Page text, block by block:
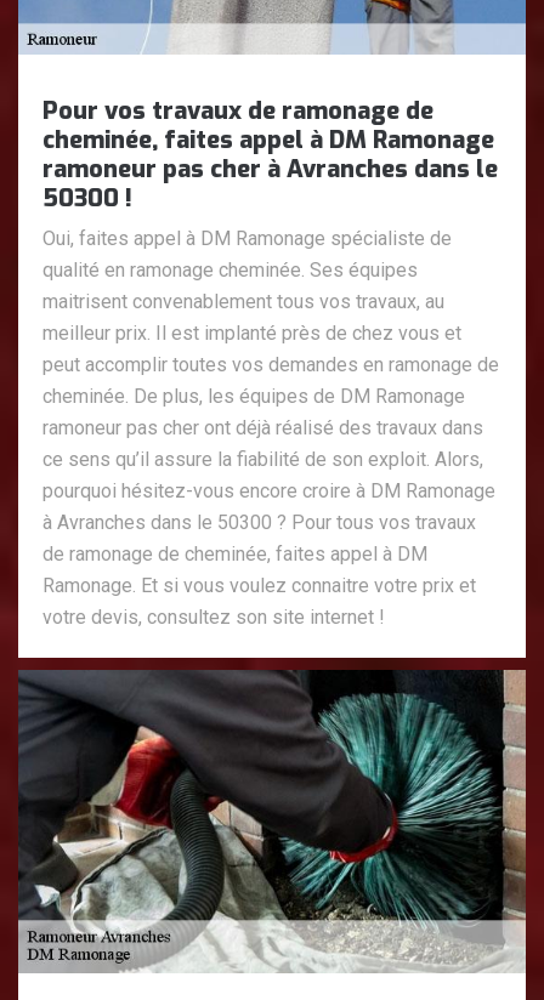
Pour vos travaux de ramonage de
cheminée, faites appel à DM Ramonage
ramoneur pas cher à Avranches dans le
50300 !
Oui, faites appel à DM Ramonage spécialiste de
qualité en ramonage cheminée. Ses équipes
maitrisent convenablement tous vos travaux, au
meilleur prix. Il est implanté près de chez vous et
peut accomplir toutes vos demandes en ramonage de
cheminée. De plus, les équipes de DM Ramonage
ramoneur pas cher ont déjà réalisé des travaux dans
ce sens qu’il assure la fiabilité de son exploit. Alors,
pourquoi hésitez-vous encore croire à DM Ramonage
à Avranches dans le 50300 ? Pour tous vos travaux
de ramonage de cheminée, faites appel à DM
Ramonage. Et si vous voulez connaitre votre prix et
votre devis, consultez son site internet !